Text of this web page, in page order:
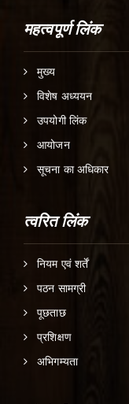
महत्वपूर्ण लिंक
मुख्य
विशेष अध्ययन
उपयोगी लिंक
आयोजन
सूचना का अधिकार
त्वरित लिंक
नियम एवं शर्तें
पठन सामग्री
पूछताछ
प्रशिक्षण
अभिगम्यता